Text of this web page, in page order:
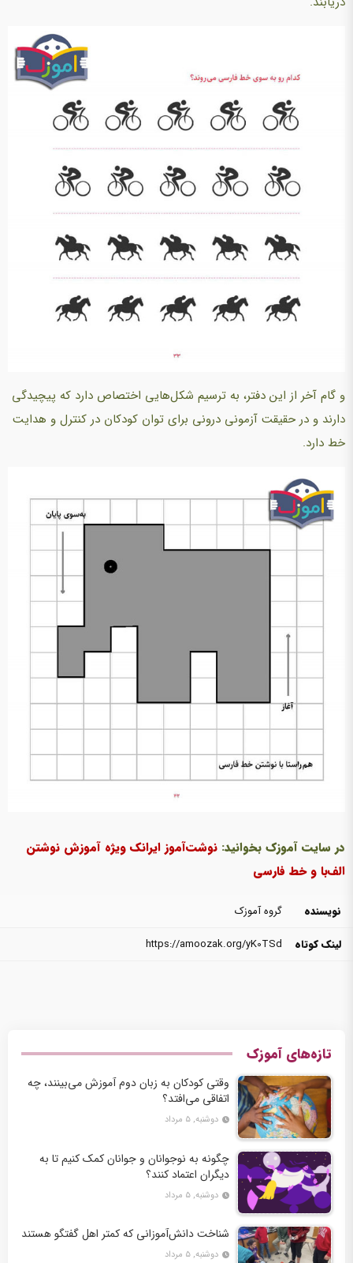
و گام آخر از این دفتر، به ترسیم شکل‌هایی اختصاص دارد که پیچیدگی
دارند و در حقیقت آزمونی درونی برای توان کودکان در کنترل و هدایت
خط دارد.
در سایت آموزک بخوانید: نوشت‌آموز ایرانک ویژه آموزش نوشتن
الف‌با و خط فارسی
نویسنده
گروه آموزک
لینک کوتاه
https://amoozak.org/yK0TSd
تازه‌های آموزک
وقتی کودکان به زبان دوم آموزش می‌بینند، چه
اتفاقی می‌افتد؟
دوشنبه, ۵ مرداد
چگونه به نوجوانان و جوانان کمک کنیم تا به
دیگران اعتماد کنند؟
دوشنبه, ۵ مرداد
شناخت دانش‌آموزانی که کمتر اهل گفتگو هستند
دوشنبه, ۵ مرداد